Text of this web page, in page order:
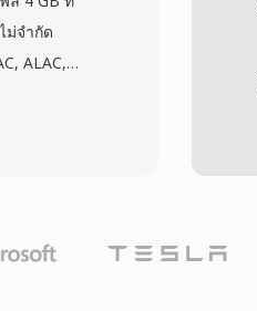
audio เป็น
ช้โดย
การสตรีมมิง
นทาน
ม่จำกัด
ALAC,
หุ้มเดียว
นเป็นอีกจุด
งแบบไม่สูญ